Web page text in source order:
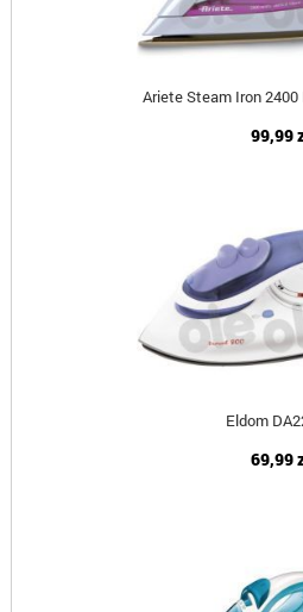
Ariete Steam Iron 2400
99,99
Eldom
69,99